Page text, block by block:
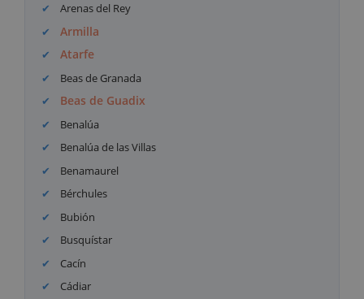
Arenas del Rey
Armilla
Atarfe
Beas de Granada
Beas de Guadix
Benalúa
Benalúa de las Villas
Benamaurel
Bérchules
Bubión
Busquístar
Cacín
Cádiar